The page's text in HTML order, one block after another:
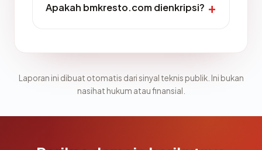
Apakah bmkresto.com dienkripsi?
Laporan ini dibuat otomatis dari sinyal teknis publik. Ini bukan
nasihat hukum atau finansial.